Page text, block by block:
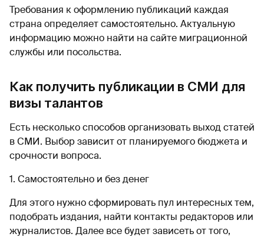
Требования к оформлению публикаций каждая
страна определяет самостоятельно. Актуальную
информацию можно найти на сайте миграционной
службы или посольства.
Как получить публикации в СМИ для
визы талантов
Есть несколько способов организовать выход статей
в СМИ. Выбор зависит от планируемого бюджета и
срочности вопроса.
1. Самостоятельно и без денег
Для этого нужно сформировать пул интересных тем,
подобрать издания, найти контакты редакторов или
журналистов. Далее все будет зависеть от того,